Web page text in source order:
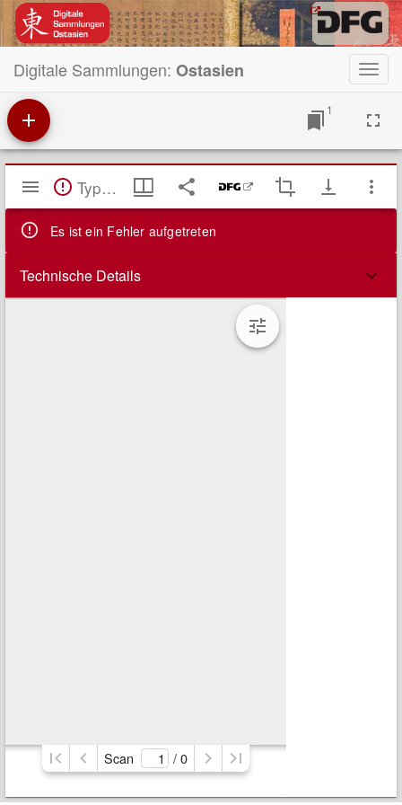
Digitale Sammlungen: Ostasien
1
Mirador
Viewer TypeError: Failed to fetch
Es ist ein Fehler aufgetreten
Technische Details
Scan / 0